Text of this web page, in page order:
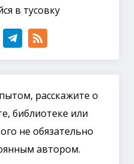
в тусовку
расскажите о
библиотеке или
не обязательно
автором.